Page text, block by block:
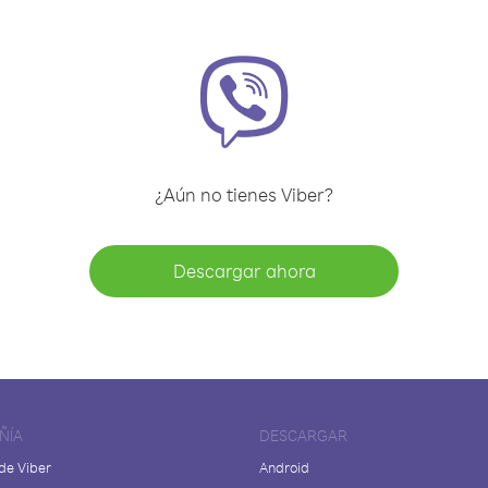
¿Aún no tienes Viber?
Descargar ahora
Viber
DESCARGAR
Android